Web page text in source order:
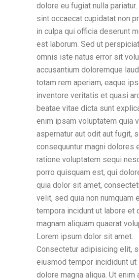
dolore eu fugiat nulla
sint occaecat cupidatat non
in culpa qui officia deserunt
est laborum. Sed ut
omnis iste natus error sit
accusantium doloremque
totam rem aperiam, eaque
inventore veritatis et quasi
beatae vitae dicta sunt
enim ipsam voluptatem quia
aspernatur aut odit aut fugit,
consequuntur magni dolores
ratione voluptatem sequi
porro quisquam est, qui
quia dolor sit amet,
velit, sed quia non numquam
tempora incidunt ut labore et
magnam aliquam quaerat
Lorem ipsum dolor sit amet.
Consectetur adipisicing elit,
eiusmod tempor incididunt ut
dolore magna aliqua. Ut enim